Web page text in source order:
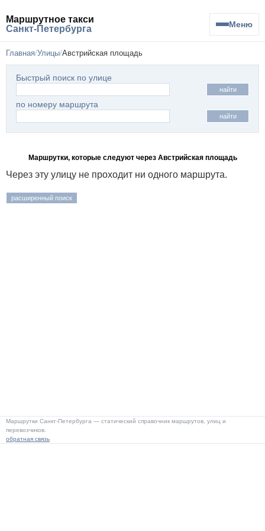
Маршрутное такси
Санкт-Петербурга
Меню
Главная Улицы Австрийская площадь
Быстрый поиск по улице
найти
по номеру маршрута
найти
Маршрутки, которые следуют через Австрийская площадь
Через эту улицу не проходит ни одного маршрута.
расширенный поиск
Маршрутки Санкт-Петербурга — статический справочник маршрутов, улиц и
перевозчиков.
обратная связь